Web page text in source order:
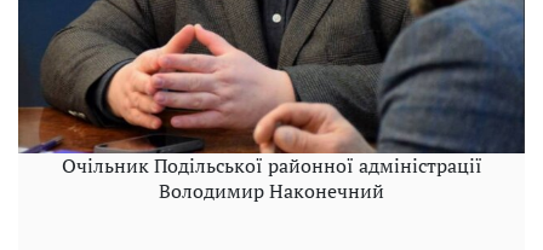
Очільник Подільської районної адміністрації
Володимир Наконечний